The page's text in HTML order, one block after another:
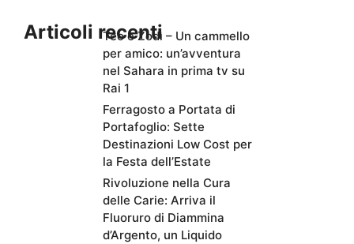
Articoli recentiTeo e Zodì – Un cammello
per amico: un’avventura
nel Sahara in prima tv su
Rai 1
Ferragosto a Portata di
Portafoglio: Sette
Destinazioni Low Cost per
la Festa dell’Estate
Rivoluzione nella Cura
delle Carie: Arriva il
Fluoruro di Diammina
d’Argento, un Liquido